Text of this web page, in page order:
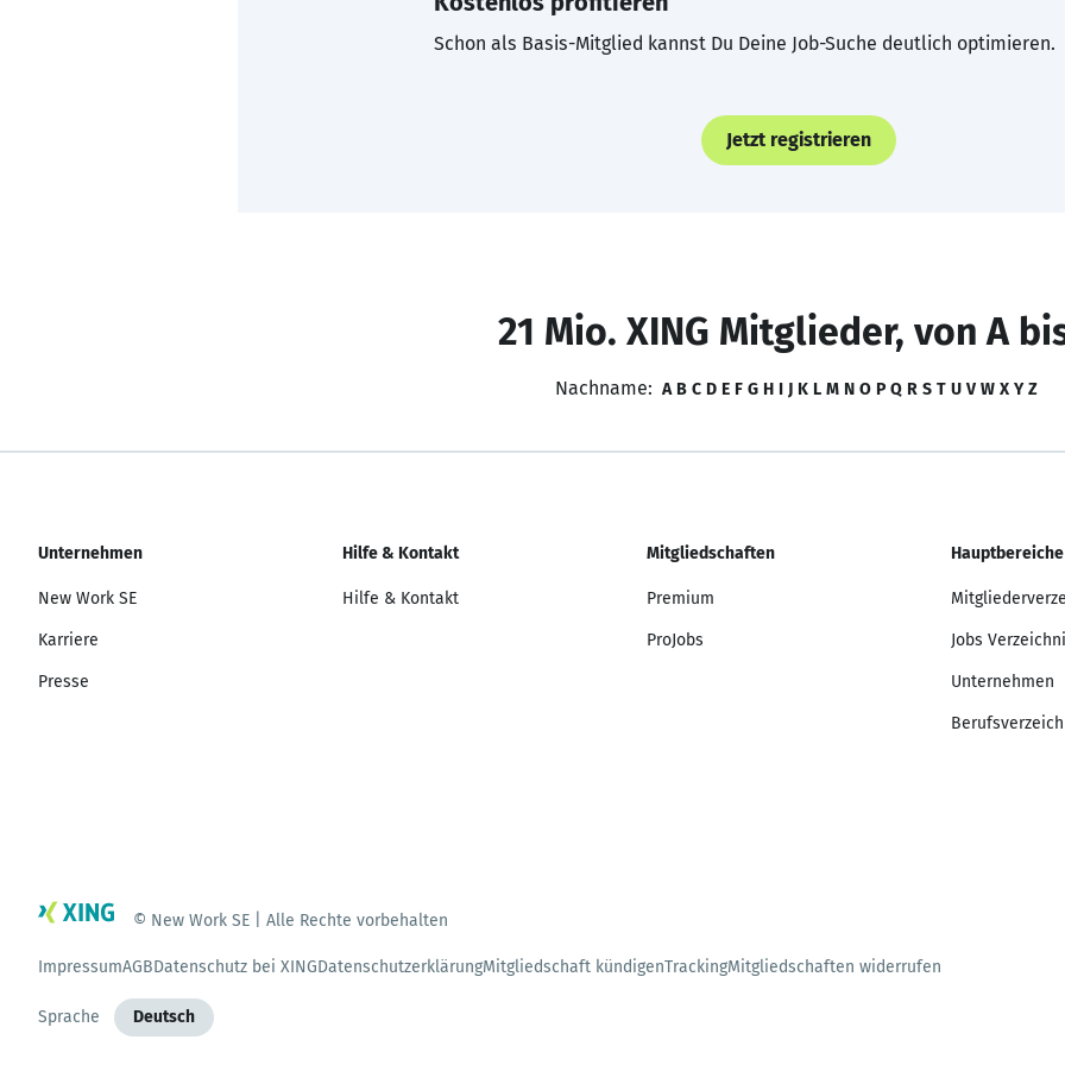
Schon als Basis-Mitglied kannst Du Deine Job-Suche deutlich optimieren.
Jetzt registrieren
21 Mio. XING Mitglieder, von A
Nachname: A B C D E F G H I J K L M N O P Q R S T U V W X Y Z
Unternehmen
New Work SE
Karriere
Presse
Hilfe & Kontakt
Hilfe & Kontakt
Mitgliedschaften
Premium
ProJobs
Hauptbereiche
Jobs
Unternehmen
© New Work SE | Alle Rechte vorbehalten
ImpressumAGBDatenschutz bei XINGDatenschutzerklärungMitgliedschaft kündigenTrackingMitgliedschaften widerrufen
Sprache Deutsch